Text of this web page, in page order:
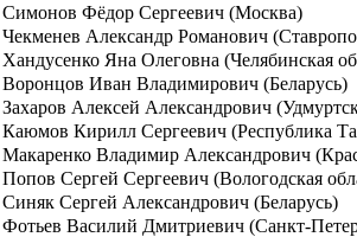
Симонов Фёдор Сергеевич (Москва)
Чекменев Александр Романович
Хандусенко Яна Олеговна (Челябинская
Воронцов Иван Владимирович (Беларусь)
Захаров Алексей Александрович
Каюмов Кирилл Сергеевич (Республика
Макаренко Владимир Александрович
Попов Сергей Сергеевич (Вологодская
Синяк Сергей Александрович (Беларусь)
Фотьев Василий Дмитриевич (Санкт-